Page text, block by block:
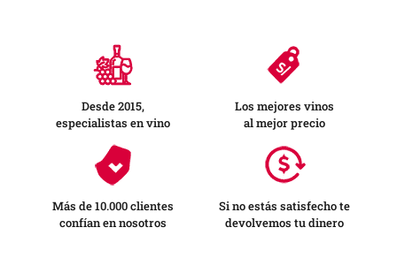
Desde 2015,
especialistas en vino
Los mejores vinos
al mejor precio
Más de 10.000 clientes
confían en nosotros
Si no estás satisfecho te
devolvemos tu dinero